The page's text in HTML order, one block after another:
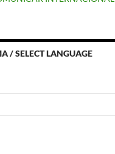
/ SELECT LANGUAGE